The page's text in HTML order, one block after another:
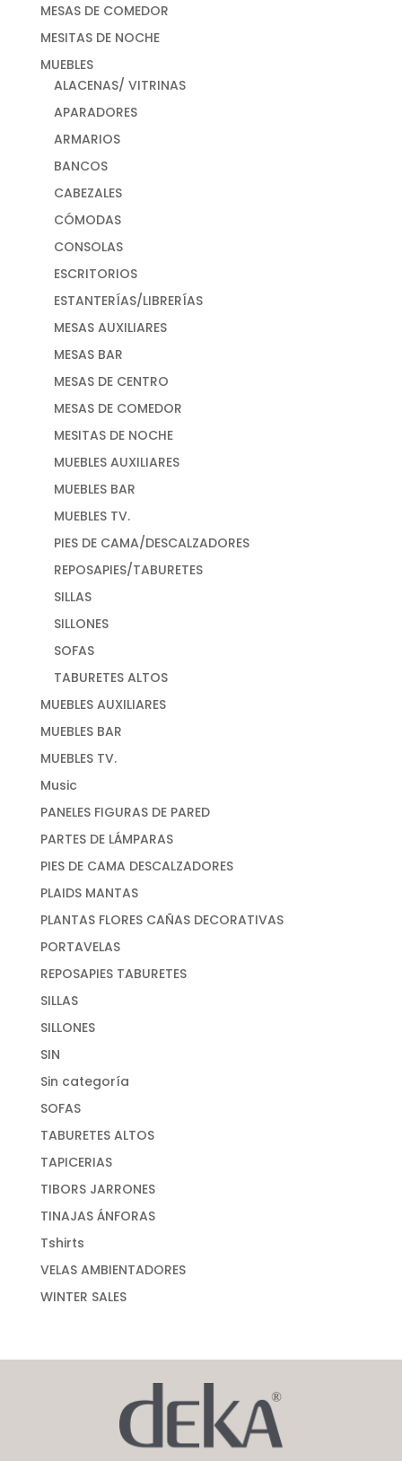
MESAS DE COMEDOR
MESITAS DE NOCHE
MUEBLES
ALACENAS/ VITRINAS
APARADORES
ARMARIOS
BANCOS
CABEZALES
CÓMODAS
CONSOLAS
ESCRITORIOS
ESTANTERÍAS/LIBRERÍAS
MESAS AUXILIARES
MESAS BAR
MESAS DE CENTRO
MESAS DE COMEDOR
MESITAS DE NOCHE
MUEBLES AUXILIARES
MUEBLES BAR
MUEBLES TV.
PIES DE CAMA/DESCALZADORES
REPOSAPIES/TABURETES
SILLAS
SILLONES
SOFAS
TABURETES ALTOS
MUEBLES AUXILIARES
MUEBLES BAR
MUEBLES TV.
Music
PANELES FIGURAS DE PARED
PARTES DE LÁMPARAS
PIES DE CAMA DESCALZADORES
PLAIDS MANTAS
PLANTAS FLORES CAÑAS DECORATIVAS
PORTAVELAS
REPOSAPIES TABURETES
SILLAS
SILLONES
SIN
Sin categoría
SOFAS
TABURETES ALTOS
TAPICERIAS
TIBORS JARRONES
TINAJAS ÁNFORAS
Tshirts
VELAS AMBIENTADORES
WINTER SALES